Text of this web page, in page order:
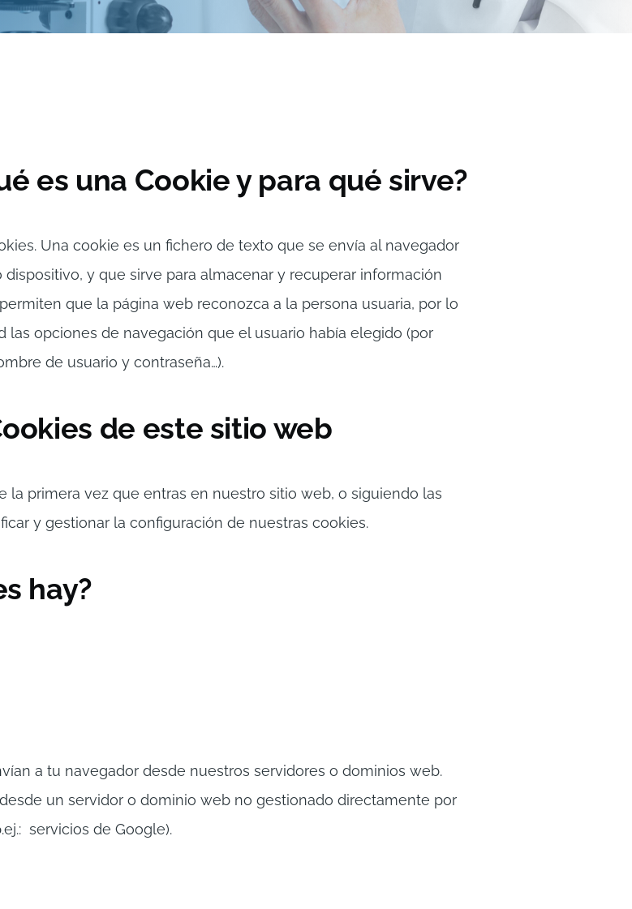
es una Cookie y para qué sirve?
Una cookie es un fichero de texto que se envía al navegador
y que sirve para almacenar y recuperar información
que la página web reconozca a la persona usuaria, por lo
opciones de navegación que el usuario había elegido (por
de usuario y contraseña…).
de este sitio web
la primera vez que entras en nuestro sitio web, o siguiendo las
y gestionar la configuración de nuestras cookies.
hay?
a tu navegador desde nuestros servidores o dominios web.
un servidor o dominio web no gestionado directamente por
servicios de Google).